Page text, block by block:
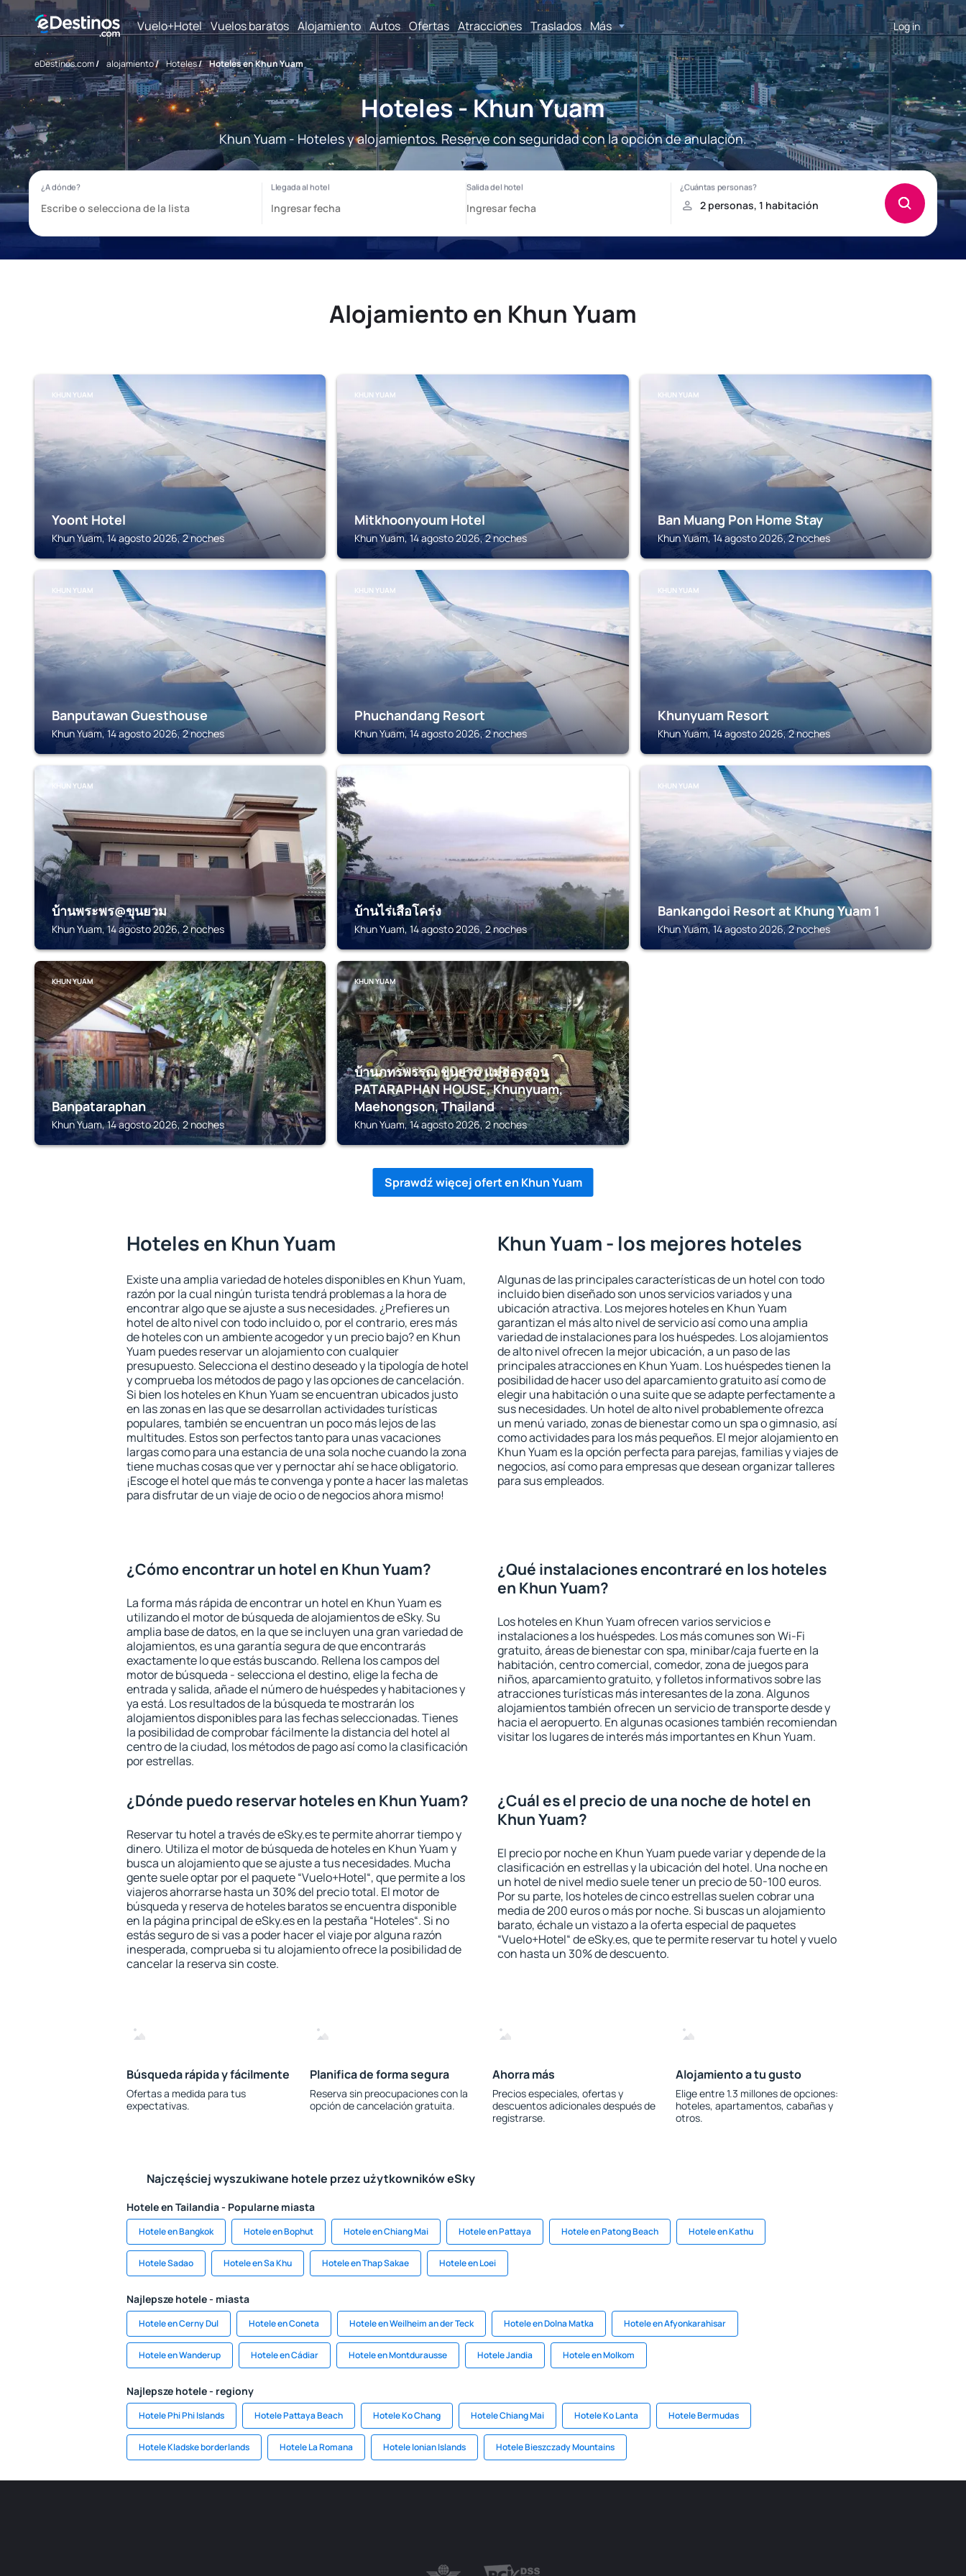
Vuelo+Hotel Vuelos baratos Alojamiento Autos Ofertas Atracciones Traslados Más Log in
eDestinos.com/ alojamiento/ Hoteles/ Hoteles en Khun Yuam
Hoteles - Khun Yuam
Khun Yuam - Hoteles y alojamientos. Reserve con seguridad con la opción de anulación.
Alojamiento en Khun Yuam
KHUN YUAM
Yoont Hotel
Khun Yuam, 14 agosto 2026, 2 noches
KHUN YUAM
Mitkhoonyoum Hotel
Khun Yuam, 14 agosto 2026, 2 noches
KHUN YUAM
Ban Muang Pon Home Stay
Khun Yuam, 14 agosto 2026, 2 noches
KHUN YUAM
Banputawan Guesthouse
Khun Yuam, 14 agosto 2026, 2 noches
KHUN YUAM
Phuchandang Resort
Khun Yuam, 14 agosto 2026, 2 noches
KHUN YUAM
Khunyuam Resort
Khun Yuam, 14 agosto 2026, 2 noches
KHUN YUAM
บ้านพระพร@ขุนยวม
Khun Yuam, 14 agosto 2026, 2 noches
KHUN YUAM
บ้านไร่เสือโคร่ง
Khun Yuam, 14 agosto 2026, 2 noches
KHUN YUAM
Bankangdoi Resort at Khung Yuam 1
Khun Yuam, 14 agosto 2026, 2 noches
KHUN YUAM
Banpataraphan
Khun Yuam, 14 agosto 2026, 2 noches
KHUN YUAM
บ้านภทรพรรณ ขุนยวม แม่ฮ่องสอน
PATARAPHAN HOUSE, Khunyuam,
Maehongson, Thailand
Khun Yuam, 14 agosto 2026, 2 noches
Sprawdź więcej ofert en Khun Yuam
Hoteles en Khun Yuam
Existe una amplia variedad de hoteles disponibles en Khun Yuam,
razón por la cual ningún turista tendrá problemas a la hora de
encontrar algo que se ajuste a sus necesidades. ¿Prefieres un
hotel de alto nivel con todo incluido o, por el contrario, eres más
de hoteles con un ambiente acogedor y un precio bajo? en Khun
Yuam puedes reservar un alojamiento con cualquier
presupuesto. Selecciona el destino deseado y la tipología de hotel
y comprueba los métodos de pago y las opciones de cancelación.
Si bien los hoteles en Khun Yuam se encuentran ubicados justo
en las zonas en las que se desarrollan actividades turísticas
populares, también se encuentran un poco más lejos de las
multitudes. Estos son perfectos tanto para unas vacaciones
largas como para una estancia de una sola noche cuando la zona
tiene muchas cosas que ver y pernoctar ahí se hace obligatorio.
¡Escoge el hotel que más te convenga y ponte a hacer las maletas
para disfrutar de un viaje de ocio o de negocios ahora mismo!
Khun Yuam - los mejores hoteles
Algunas de las principales características de un hotel con todo
incluido bien diseñado son unos servicios variados y una
ubicación atractiva. Los mejores hoteles en Khun Yuam
garantizan el más alto nivel de servicio así como una amplia
variedad de instalaciones para los huéspedes. Los alojamientos
de alto nivel ofrecen la mejor ubicación, a un paso de las
principales atracciones en Khun Yuam. Los huéspedes tienen la
posibilidad de hacer uso del aparcamiento gratuito así como de
elegir una habitación o una suite que se adapte perfectamente a
sus necesidades. Un hotel de alto nivel probablemente ofrezca
un menú variado, zonas de bienestar como un spa o gimnasio, así
como actividades para los más pequeños. El mejor alojamiento en
Khun Yuam es la opción perfecta para parejas, familias y viajes de
negocios, así como para empresas que desean organizar talleres
para sus empleados.
¿Cómo encontrar un hotel en Khun Yuam?
La forma más rápida de encontrar un hotel en Khun Yuam es
utilizando el motor de búsqueda de alojamientos de eSky. Su
amplia base de datos, en la que se incluyen una gran variedad de
alojamientos, es una garantía segura de que encontrarás
exactamente lo que estás buscando. Rellena los campos del
motor de búsqueda - selecciona el destino, elige la fecha de
entrada y salida, añade el número de huéspedes y habitaciones y
ya está. Los resultados de la búsqueda te mostrarán los
alojamientos disponibles para las fechas seleccionadas. Tienes
la posibilidad de comprobar fácilmente la distancia del hotel al
centro de la ciudad, los métodos de pago así como la clasificación
por estrellas.
¿Qué instalaciones encontraré en los hoteles
en Khun Yuam?
Los hoteles en Khun Yuam ofrecen varios servicios e
instalaciones a los huéspedes. Los más comunes son Wi-Fi
gratuito, áreas de bienestar con spa, minibar/caja fuerte en la
habitación, centro comercial, comedor, zona de juegos para
niños, aparcamiento gratuito, y folletos informativos sobre las
atracciones turísticas más interesantes de la zona. Algunos
alojamientos también ofrecen un servicio de transporte desde y
hacia el aeropuerto. En algunas ocasiones también recomiendan
visitar los lugares de interés más importantes en Khun Yuam.
¿Dónde puedo reservar hoteles en Khun Yuam?
Reservar tu hotel a través de eSky.es te permite ahorrar tiempo y
dinero. Utiliza el motor de búsqueda de hoteles en Khun Yuam y
busca un alojamiento que se ajuste a tus necesidades. Mucha
gente suele optar por el paquete “Vuelo+Hotel“, que permite a los
viajeros ahorrarse hasta un 30% del precio total. El motor de
búsqueda y reserva de hoteles baratos se encuentra disponible
en la página principal de eSky.es en la pestaña “Hoteles“. Si no
estás seguro de si vas a poder hacer el viaje por alguna razón
inesperada, comprueba si tu alojamiento ofrece la posibilidad de
cancelar la reserva sin coste.
¿Cuál es el precio de una noche de hotel en
Khun Yuam?
El precio por noche en Khun Yuam puede variar y depende de la
clasificación en estrellas y la ubicación del hotel. Una noche en
un hotel de nivel medio suele tener un precio de 50-100 euros.
Por su parte, los hoteles de cinco estrellas suelen cobrar una
media de 200 euros o más por noche. Si buscas un alojamiento
barato, échale un vistazo a la oferta especial de paquetes
“Vuelo+Hotel“ de eSky.es, que te permite reservar tu hotel y vuelo
con hasta un 30% de descuento.
Búsqueda rápida y fácilmente
Ofertas a medida para tus
expectativas.
Planifica de forma segura
Reserva sin preocupaciones con la
opción de cancelación gratuita.
Ahorra más
Precios especiales, ofertas y
descuentos adicionales después de
registrarse.
Alojamiento a tu gusto
Elige entre 1.3 millones de opciones:
hoteles, apartamentos, cabañas y
otros.
Najczęściej wyszukiwane hotele przez użytkowników eSky
Hotele en Tailandia - Popularne miasta
Hotele en Bangkok Hotele en Bophut Hotele en Chiang Mai Hotele en Pattaya Hotele en Patong Beach Hotele en Kathu
Hotele Sadao Hotele en Sa Khu Hotele en Thap Sakae Hotele en Loei
Najlepsze hotele - miasta
Hotele en Cerny Dul Hotele en Coneta Hotele en Weilheim an der Teck Hotele en Dolna Matka Hotele en Afyonkarahisar
Hotele en Wanderup Hotele en Cádiar Hotele en Montdurausse Hotele Jandia Hotele en Molkom
Najlepsze hotele - regiony
Hotele Phi Phi Islands Hotele Pattaya Beach Hotele Ko Chang Hotele Chiang Mai Hotele Ko Lanta Hotele Bermudas
Hotele Kladske borderlands Hotele La Romana Hotele Ionian Islands Hotele Bieszczady Mountains